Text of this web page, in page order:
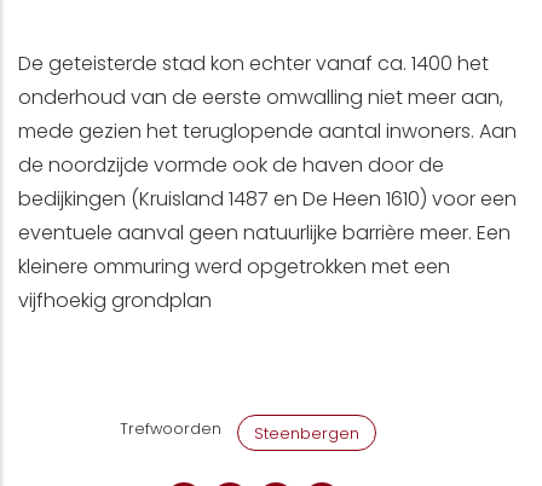
De geteisterde stad kon echter vanaf ca. 1400 het
onderhoud van de eerste omwalling niet meer aan,
mede gezien het teruglopende aantal inwoners. Aan
de noordzijde vormde ook de haven door de
bedijkingen (Kruisland 1487 en De Heen 1610) voor een
eventuele aanval geen natuurlijke barrière meer. Een
kleinere ommuring werd opgetrokken met een
vijfhoekig grondplan
Trefwoorden Steenbergen